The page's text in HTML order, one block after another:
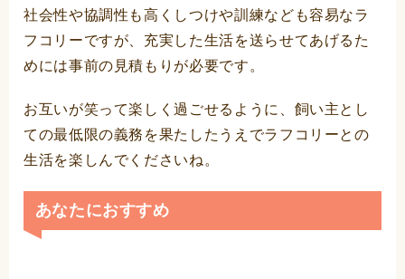
社会性や協調性も高くしつけや訓練なども容易なラ
フコリーですが、充実した生活を送らせてあげるた
めには事前の見積もりが必要です。
お互いが笑って楽しく過ごせるように、飼い主とし
ての最低限の義務を果たしたうえでラフコリーとの
生活を楽しんでくださいね。
あなたにおすすめ